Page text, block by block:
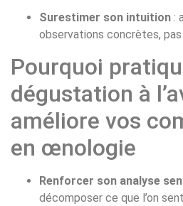
Surestimer son intuition :
observations concrètes, pas
Pourquoi
dégustation à
améliore vos
en œnologie
Renforcer son analyse
décomposer ce que l’on